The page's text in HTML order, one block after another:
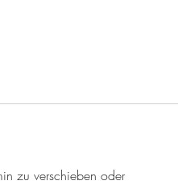
zu verschieben oder